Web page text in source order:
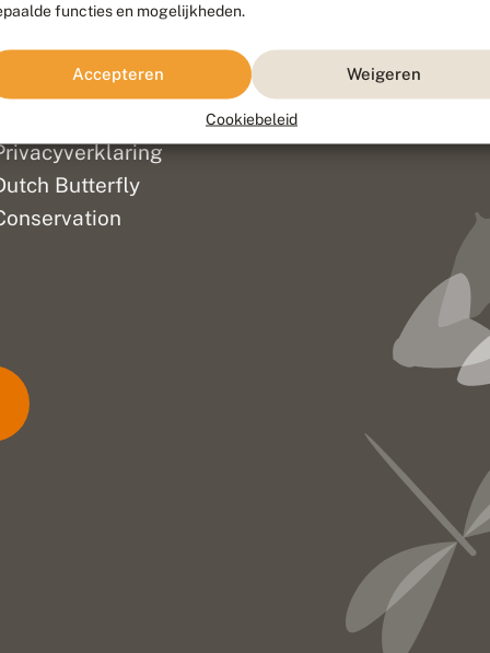
functies en mogelijkheden.
Accepteren Weigeren
Cookiebeleid
Butterfly
ontwikkeld door Go2People, ontworpen door